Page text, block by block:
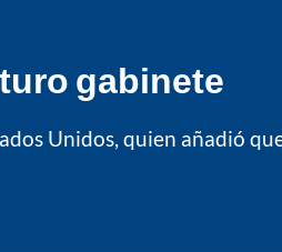
gabinete
Unidos, quien añadió